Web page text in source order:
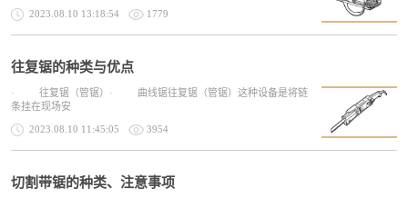
2023.08.10 13:18:54 1779
往复锯的种类与优点
· 往复锯（管锯）· 曲线锯往复锯（管锯）这种设备是将链
条挂在现场安
2023.08.10 11:45:05 3954
切割带锯的种类、注意事项